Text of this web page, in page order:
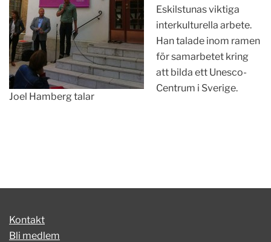
Joel Hamberg talar
Eskilstunas viktiga
interkulturella arbete.
Han talade inom ramen
för samarbetet kring
att bilda ett Unesco-
Centrum i Sverige.
Kontakt
Bli medlem